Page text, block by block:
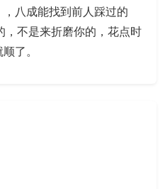
八成能找到前人踩过的
，不是来折磨你的，花点时
了。